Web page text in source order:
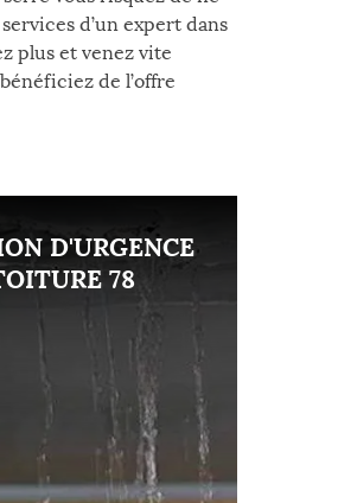
d’un expert dans
plus et venez vite
de l’offre
D'URGENCE
78